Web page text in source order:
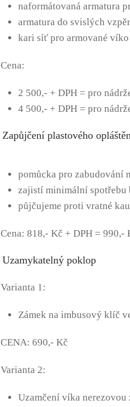
naformátovaná armatura
armatura do svislých
kari síť pro armované víko
Cena:
2 500,- + DPH = pro
4 500,- + DPH = pro
Zapůjčení plastového
pomůcka pro zabudování
zajistí minimální spotřebu
půjčujeme proti vratné
Cena: 818,- Kč + DPH = 990,-
Uzamykatelný poklop
Varianta 1:
Zámek na imbusový klíč
CENA: 690,- Kč
Varianta 2:
Uzamčení víka